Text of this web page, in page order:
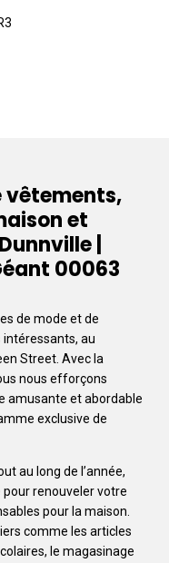
vêtements,
et
|
00063
de mode et de
au
Street. Avec la
nous efforçons
amusante et abordable
exclusive de
au long de l’année,
renouveler votre
pour la maison.
comme les articles
le magasinage